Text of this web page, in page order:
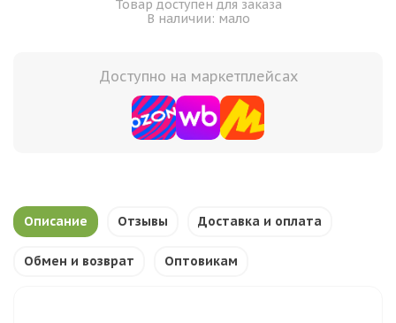
Товар доступен для заказа
В наличии: мало
Доступно на маркетплейсах
Описание Отзывы Доставка и оплата
Обмен и возврат Оптовикам